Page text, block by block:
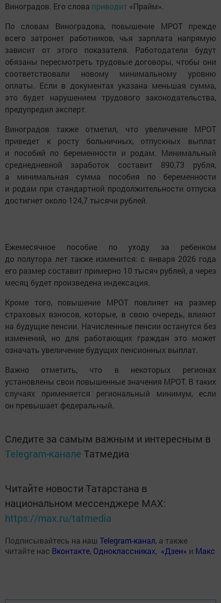
Виноградов. Его слова приводит «Прайм».
По словам Виноградова, повышение МРОТ прежде
всего затронет работников, чья зарплата напрямую
зависит от этого показателя. Работодатели будут
обязаны пересмотреть трудовые договоры, чтобы они
соответствовали новому минимальному уровню
оплаты. Если в документах указана меньшая сумма,
это будет нарушением трудового законодательства,
предупредил эксперт.
Виноградов также отметил, что увеличение МРОТ
приведет к росту больничных, отпускных выплат
и пособий по беременности и родам. Минимальный
среднедневной заработок составит 890,73 рубля,
а минимальная сумма пособия по беременности
и родам при стандартной продолжительности отпуска
достигнет около 124,7 тысячи рублей.
Ежемесячное пособие по уходу за ребенком
до полутора лет также изменится: с января 2026 года
его размер составит примерно 10 тысяч рублей, а через
месяц будет произведена индексация.
Кроме того, повышение МРОТ повлияет на размер
страховых взносов, которые, в свою очередь, влияют
на будущие пенсии. Начисленные пенсии останутся без
изменений, но для работающих граждан это может
означать увеличение будущих пенсионных выплат.
Важно отметить, что в некоторых регионах
установлены свои повышенные значения МРОТ. В таких
случаях применяется региональный минимум, если
он превышает федеральный.
Следите за самым важным и интересным в
Telegram-канале Татмедиа
Читайте новости Татарстана в
национальном мессенджере MАХ:
https://max.ru/tatmedia
Подписывайтесь на наш Telegram-канал, а также
читайте нас Вконтакте, Одноклассниках, «Дзен» и Макс